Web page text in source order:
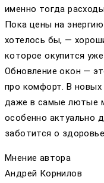
именно тогда
Пока цены на
хотелось бы, —
которое окупится
Обновление окон —
про комфорт. В новых
даже в самые лютые
особенно актуально
заботится о
Мнение автора
Андрей Корнилов